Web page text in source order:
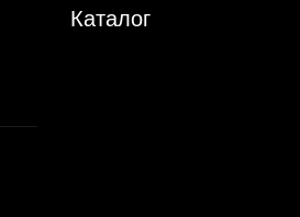
Каталог